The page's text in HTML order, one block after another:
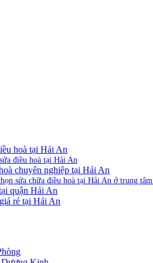
hoà tại Hải An
điều hoà tại Hải An
chuyên nghiệp tại Hải An
sửa chữa điều hoà tại Hải An ở trung
quận Hải An
rẻ tại Hải An